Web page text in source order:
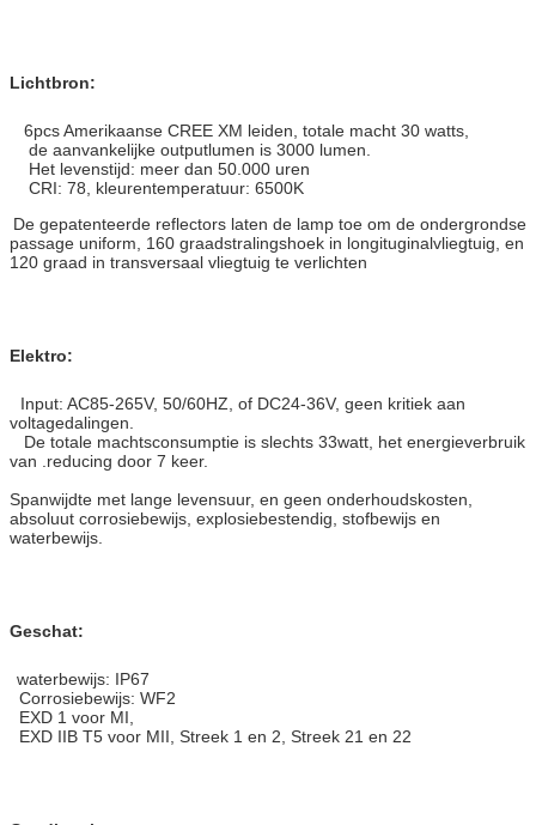
Lichtbron:
6pcs Amerikaanse CREE XM leiden, totale macht 30 watts,
de aanvankelijke outputlumen is 3000 lumen.
Het levenstijd: meer dan 50.000 uren
CRI: 78, kleurentemperatuur: 6500K
De gepatenteerde reflectors laten de lamp toe om de ondergrondse
passage uniform, 160 graadstralingshoek in longituginalvliegtuig, en
120 graad in transversaal vliegtuig te verlichten
Elektro:
Input: AC85-265V, 50/60HZ, of DC24-36V, geen kritiek aan
voltagedalingen.
De totale machtsconsumptie is slechts 33watt, het energieverbruik
van .reducing door 7 keer.
Spanwijdte met lange levensuur, en geen onderhoudskosten,
absoluut corrosiebewijs, explosiebestendig, stofbewijs en
waterbewijs.
Geschat:
waterbewijs: IP67
Corrosiebewijs: WF2
EXD 1 voor MI,
EXD IIB T5 voor MII, Streek 1 en 2, Streek 21 en 22